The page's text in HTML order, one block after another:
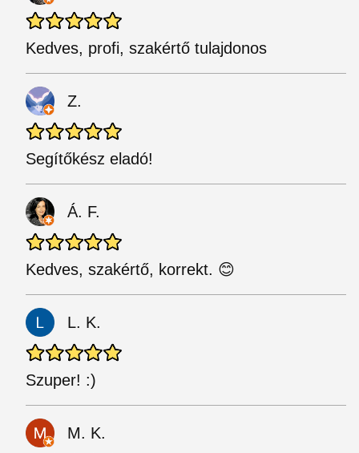
Kedves, profi, szakértő tulajdonos
Z.
Segítőkész eladó!
Á. F.
Kedves, szakértő, korrekt. 😊
L. K.
Szuper! :)
M. K.